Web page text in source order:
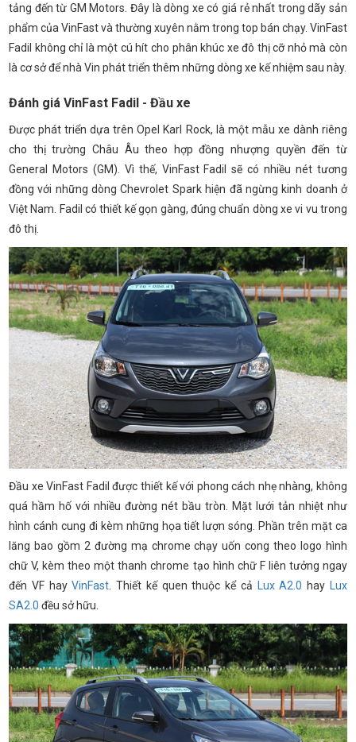
tảng đến từ GM Motors. Đây là dòng xe có giá rẻ nhất trong dãy sản
phẩm của VinFast và thường xuyên nằm trong top bán chạy. VinFast
Fadil không chỉ là một cú hít cho phân khúc xe đô thị cỡ nhỏ mà còn
là cơ sở để nhà Vin phát triển thêm những dòng xe kế nhiệm sau này.
Đánh giá VinFast Fadil - Đầu xe
Được phát triển dựa trên Opel Karl Rock, là một mẫu xe dành riêng
cho thị trường Châu Âu theo hợp đồng nhượng quyền đến từ
General Motors (GM). Vì thế, VinFast Fadil sẽ có nhiều nét tương
đồng với những dòng Chevrolet Spark hiện đã ngừng kinh doanh ở
Việt Nam. Fadil có thiết kế gọn gàng, đúng chuẩn dòng xe vi vu trong
đô thị.
Đầu xe VinFast Fadil được thiết kế với phong cách nhẹ nhàng, không
quá hầm hố với nhiều đường nét bầu tròn. Mặt lưới tản nhiệt như
hình cánh cung đi kèm những họa tiết lượn sóng. Phần trên mặt ca
lăng bao gồm 2 đường mạ chrome chạy uốn cong theo logo hình
chữ V, kèm theo một thanh chrome tạo hình chữ F liên tưởng ngay
đến VF hayVinFast . Thiết kế quen thuộc kể cả Lux A2.0 hay
Lux
SA2.0 đều sở hữu.